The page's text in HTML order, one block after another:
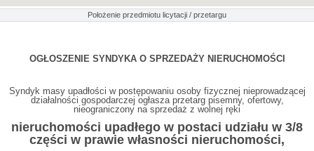
Położenie przedmiotu licytacji / przetargu
OGŁOSZENIE SYNDYKA O SPRZEDAŻY NIERUCHOMOŚCI
Syndyk masy upadłości w postępowaniu osoby fizycznej nieprowadzącej
działalności gospodarczej ogłasza przetarg pisemny, ofertowy,
nieograniczony na sprzedaż z wolnej ręki
nieruchomości upadłego w postaci udziału w 3/8
części w prawie własności nieruchomości,